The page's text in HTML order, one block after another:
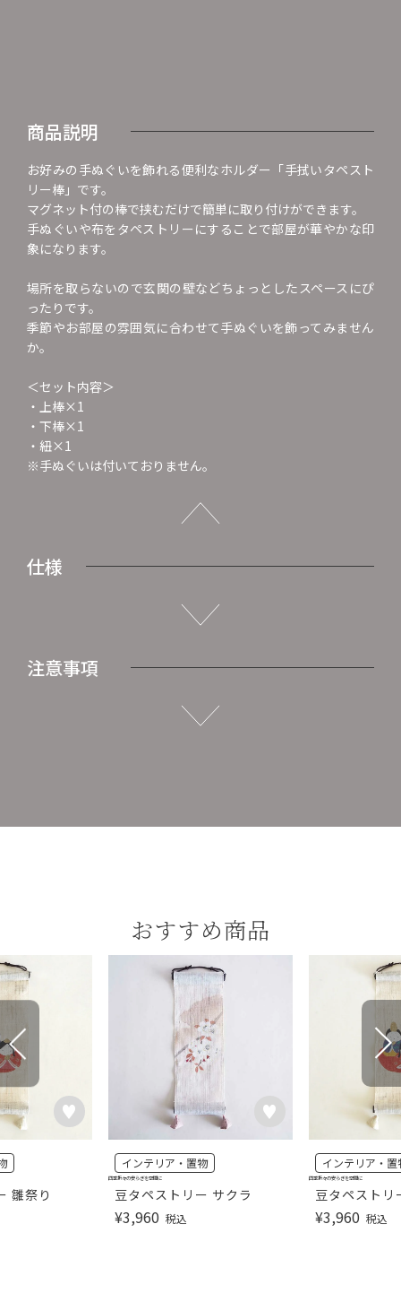
商品説明
お好みの手ぬぐいを飾れる便利なホルダー「手拭いタペスト
リー棒」です。
マグネット付の棒で挟むだけで簡単に取り付けができます。
手ぬぐいや布をタペストリーにすることで部屋が華やかな印
象になります。
場所を取らないので玄関の壁などちょっとしたスペースにぴ
ったりです。
季節やお部屋の雰囲気に合わせて手ぬぐいを飾ってみません
か。
＜セット内容＞
・上棒×1
・下棒×1
・紐×1
※手ぬぐいは付いておりません。
仕様
注意事項
おすすめ商品
雛祭り 豆タペストリー サクラ
インテリア・置物
¥3,960 税込
四季折々の安らぎを空間に
豆タペストリ
インテリア・置
¥3,960 税込
四季折々の安らぎを空間に